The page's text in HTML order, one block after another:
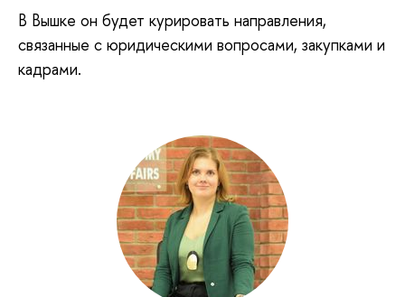
В Вышке он будет курировать направления,
связанные с юридическими вопросами, закупками и
кадрами.